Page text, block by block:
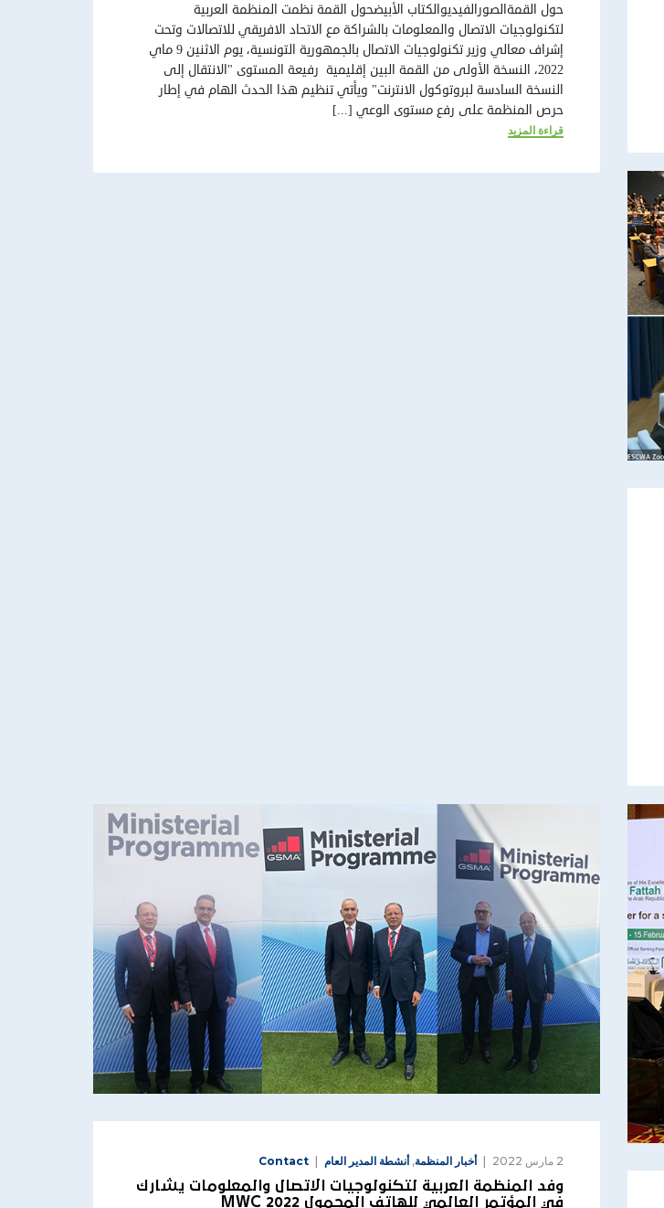
حول القمةالصورالفيديوالكتاب الأبيضحول القمة نظمت المنظمة العربية
لتكنولوجيات الاتصال والمعلومات بالشراكة مع الاتحاد الافريقي للاتصالات وتحت
إشراف معالي وزير تكنولوجيات الاتصال بالجمهورية التونسية، يوم الاثنين 9 ماي
2022، النسخة الأولى من القمة البين إقليمية رفيعة المستوى "الانتقال إلى
النسخة السادسة لبروتوكول الانترنت" ويأتي تنظيم هذا الحدث الهام في إطار
حرص المنظمة على رفع مستوى الوعي [...]
قراءة المزيد
2 مارس 2022 أخبار المنظمة,أنشطة المدير العام
Contact
وفد المنظمة العربية لتكنولوجيات الاتصال والمعلومات يشارك
في المؤتمر العالمي للهاتف المحمول MWC 2022